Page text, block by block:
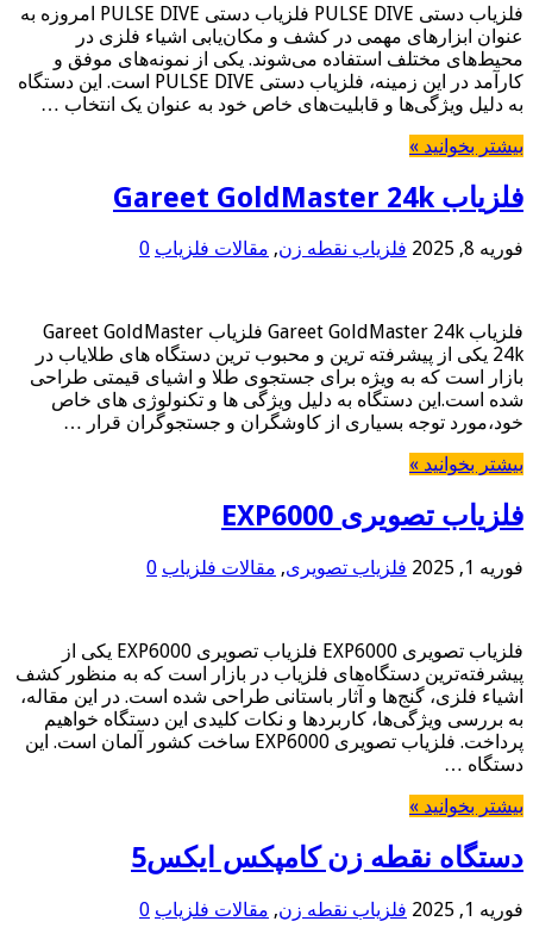
فلزیاب دستی PULSE DIVE فلزیاب دستی PULSE DIVE امروزه به
عنوان ابزارهای مهمی در کشف و مکان‌یابی اشیاء فلزی در
محیط‌های مختلف استفاده می‌شوند. یکی از نمونه‌های موفق و
کارآمد در این زمینه، فلزیاب دستی PULSE DIVE است. این دستگاه
به دلیل ویژگی‌ها و قابلیت‌های خاص خود به عنوان یک انتخاب …
بیشتر بخوانید »
فلزیاب Gareet GoldMaster 24k
فوریه 8, 2025 فلزیاب نقطه زن, مقالات فلزیاب 0
فلزیاب Gareet GoldMaster 24k فلزیاب Gareet GoldMaster
24k یکی از پیشرفته ترین و محبوب ترین دستگاه های طلایاب در
بازار است که به ویژه برای جستجوی طلا و اشیای قیمتی طراحی
شده است.این دستگاه به دلیل ویژگی ها و تکنولوژی های خاص
خود،مورد توجه بسیاری از کاوشگران و جستجوگران قرار …
بیشتر بخوانید »
فلزیاب تصویری EXP6000
فوریه 1, 2025 فلزیاب تصویری, مقالات فلزیاب 0
فلزیاب تصویری EXP6000 فلزیاب تصویری EXP6000 یکی از
پیشرفته‌ترین دستگاه‌های فلزیاب در بازار است که به منظور کشف
اشیاء فلزی، گنج‌ها و آثار باستانی طراحی شده است. در این مقاله،
به بررسی ویژگی‌ها، کاربردها و نکات کلیدی این دستگاه خواهیم
پرداخت. فلزیاب تصویری EXP6000 ساخت کشور آلمان است. این
دستگاه …
بیشتر بخوانید »
دستگاه نقطه زن کامپکس ایکس5
فوریه 1, 2025 فلزیاب نقطه زن, مقالات فلزیاب 0